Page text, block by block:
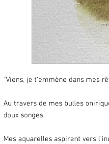
"Viens, je t'emmène dans mes
Au travers de mes bulles
doux songes.
Mes aquarelles aspirent vers